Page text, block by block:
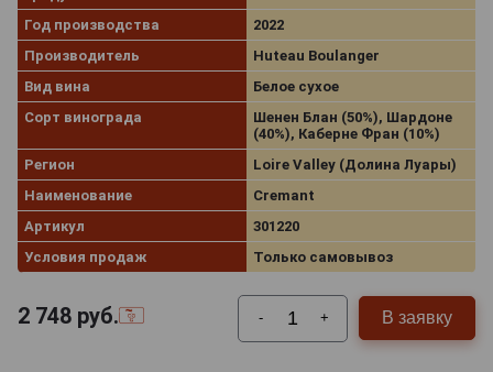
Год производства
2022
Производитель
Huteau Boulanger
Вид вина
Белое сухое
Сорт винограда
Шенен Блан (50%), Шардоне
(40%), Каберне Фран (10%)
Регион
Loire Valley (Долина Луары)
Наименование
Cremant
Артикул
301220
Условия продаж
Только самовывоз
2 748 руб. - + В заявку